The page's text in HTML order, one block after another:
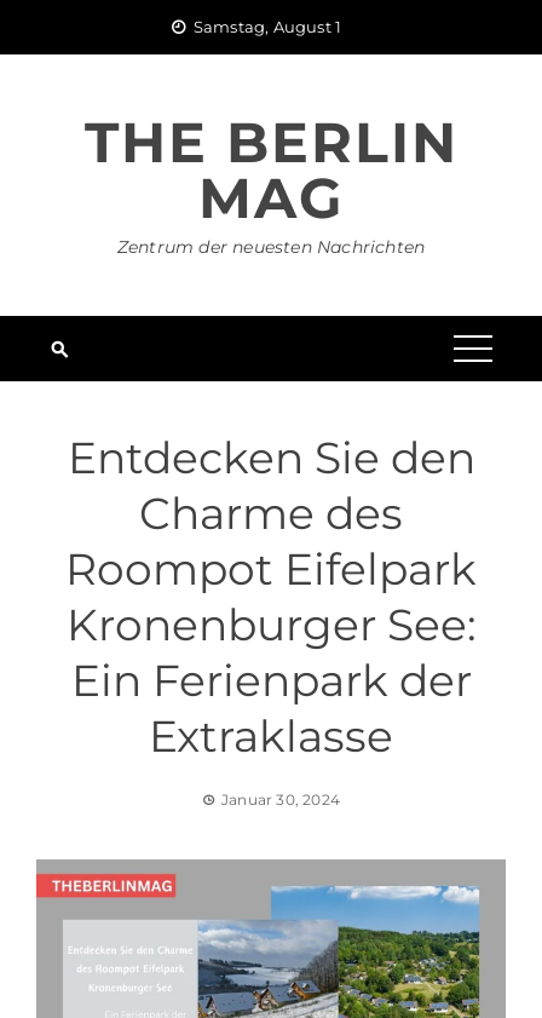
Samstag, August 1
THE BERLIN
MAG
Zentrum der neuesten Nachrichten
Entdecken Sie den
Charme des
Roompot Eifelpark
Kronenburger See:
Ein Ferienpark der
Extraklasse
Januar 30, 2024